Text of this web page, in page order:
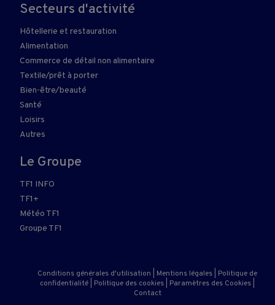
Secteurs d'activité
Hôtellerie et restauration
Alimentation
Commerce de détail non alimentaire
Textile/prêt à porter
Bien-être/beauté
Santé
Loisirs
Autres
Le Groupe
TF1 INFO
TF1+
Météo TF1
Groupe TF1
Conditions générales d'utilisation Mentions légales
Politique de
confidentialité
Politique des cookies Paramètres des Cookies
Contact